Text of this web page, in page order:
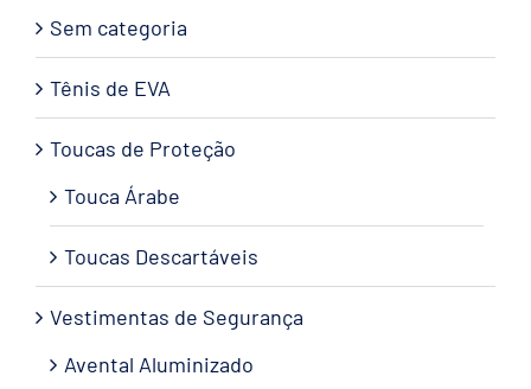
Sem categoria
Tênis de EVA
Toucas de Proteção
Touca Árabe
Toucas Descartáveis
Vestimentas de Segurança
Avental Aluminizado